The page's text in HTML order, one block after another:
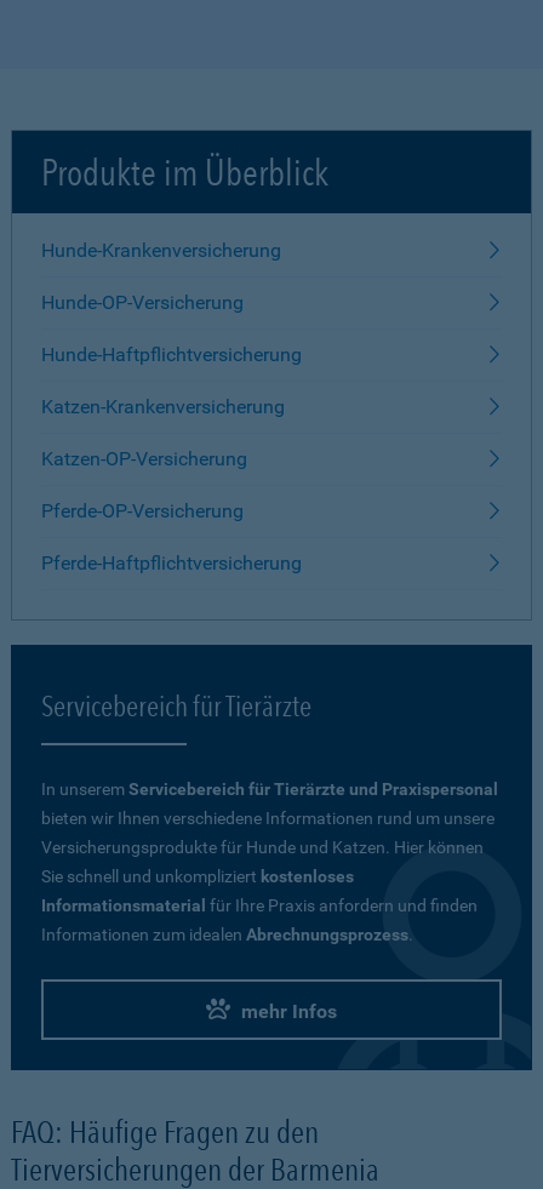
Produkte im Überblick
Hunde-Krankenversicherung
Hunde-OP-Versicherung
Hunde-Haftpflichtversicherung
Katzen-Krankenversicherung
Katzen-OP-Versicherung
Pferde-OP-Versicherung
Pferde-Haftpflichtversicherung
Servicebereich für Tierärzte
In unseremServicebereich für Tierärzte und Praxispersonal
bieten wir Ihnen verschiedene Informationen rund um unsere
Versicherungsprodukte für Hunde und Katzen. Hier können
Sie schnell und unkompliziert kostenloses
Informationsmaterial für Ihre Praxis anfordern und finden
Informationen zum idealen Abrechnungsprozess.
mehr Infos
FAQ: Häufige Fragen zu den
Tierversicherungen der Barmenia